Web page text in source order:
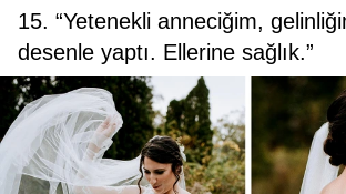
15. “Yetenekli anneciğim,
desenle yaptı. Ellerine sağlık.”